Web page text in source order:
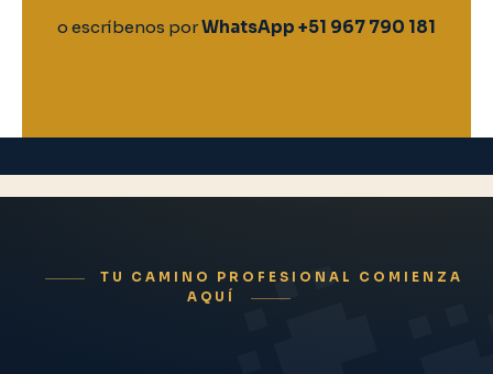
o escríbenos porWhatsApp +51 967 790 181
TU CAMINO PROFESIONAL COMIENZA
AQUÍ